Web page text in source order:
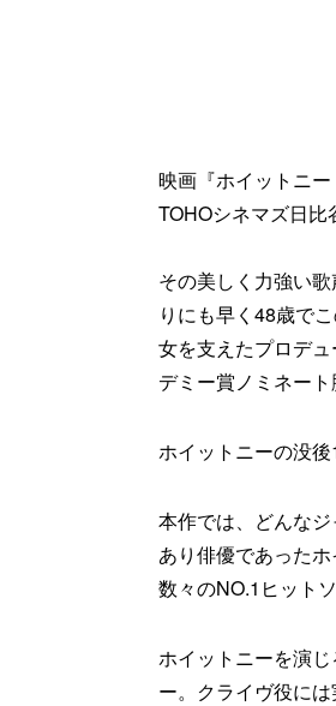
映画『ホイットニ
TOHOシネマズ日比
その美しく力強い
りにも早く48歳で
女を支えたプロデ
デミー賞ノミネー
ホイットニーの没
本作では、どんな
あり俳優であった
数々のNO.1ヒット
ホイットニーを演
ー。クライヴ役に